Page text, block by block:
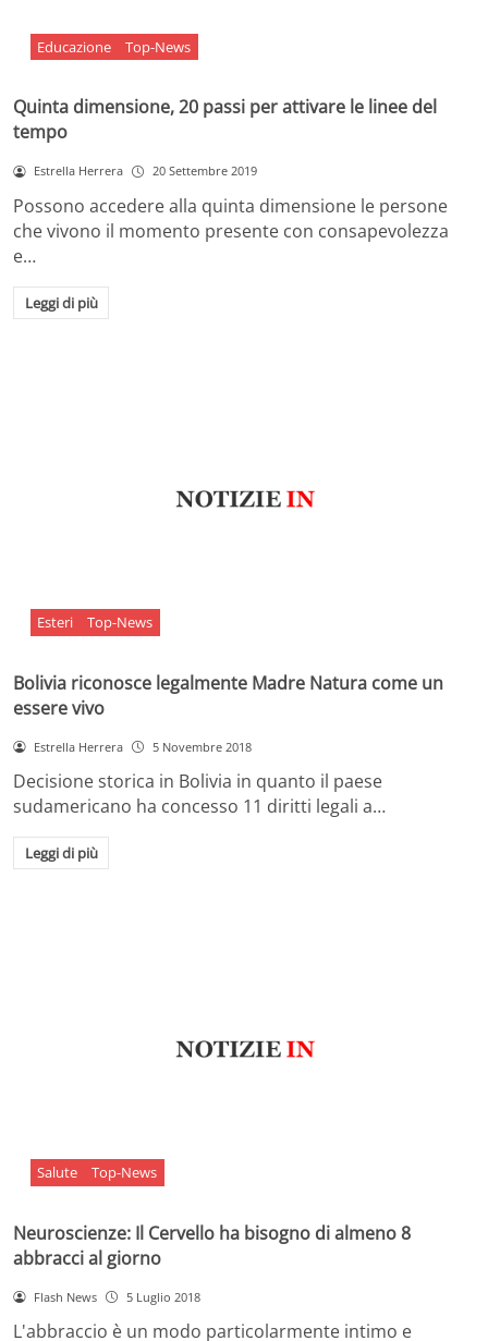
Educazione Top-News
Quinta dimensione, 20 passi per attivare le linee del
tempo
Estrella Herrera 20 Settembre 2019
Possono accedere alla quinta dimensione le persone
che vivono il momento presente con consapevolezza
e…
Leggi di più
Esteri Top-News
Bolivia riconosce legalmente Madre Natura come un
essere vivo
Estrella Herrera 5 Novembre 2018
Decisione storica in Bolivia in quanto il paese
sudamericano ha concesso 11 diritti legali a…
Leggi di più
Salute Top-News
Neuroscienze: Il Cervello ha bisogno di almeno 8
abbracci al giorno
Flash News 5 Luglio 2018
L'abbraccio è un modo particolarmente intimo e